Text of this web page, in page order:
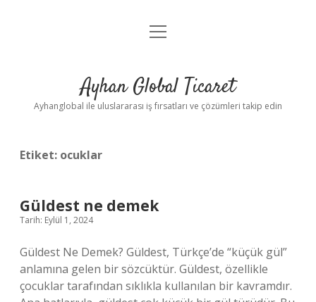
Anasayfa
Yasal Uyarı
menüyü
Ayhan Global Ticaret
Ayhanglobal ile uluslararası iş fırsatları ve çözümleri takip edin
Etiket: ocuklar
Güldest ne demek
Tarih: Eylül 1, 2024
Güldest Ne Demek? Güldest, Türkçe’de “küçük gül”
anlamına gelen bir sözcüktür. Güldest, özellikle
çocuklar tarafından sıklıkla kullanılan bir kavramdır.